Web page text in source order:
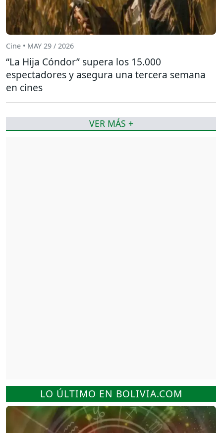
LO ÚLTIMO EN BOLIVIA.COM
Cine • MAY 29 / 2026
“La Hija Cóndor” supera los 15.000
espectadores y asegura una tercera semana
en cines
VER MÁS +